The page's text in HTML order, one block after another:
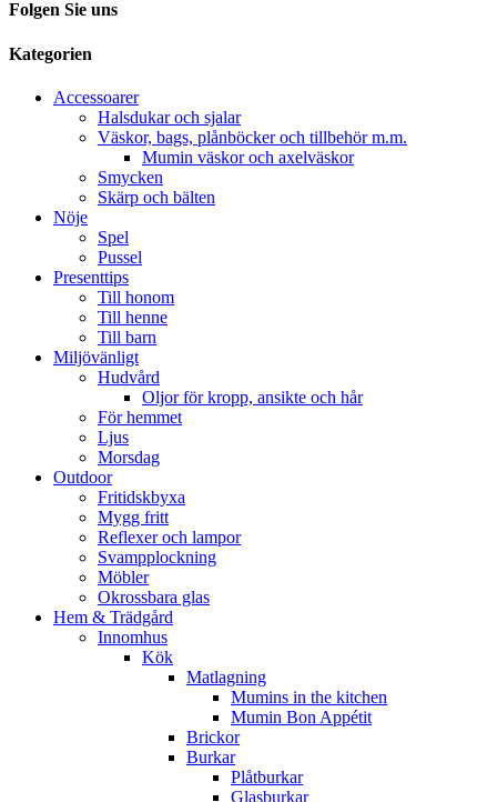
Folgen Sie uns
Kategorien
Accessoarer
Halsdukar och sjalar
Väskor, bags, plånböcker och tillbehör m.m.
Mumin väskor och axelväskor
Smycken
Skärp och bälten
Nöje
Spel
Pussel
Presenttips
Till honom
Till henne
Till barn
Miljövänligt
Hudvård
Oljor för kropp, ansikte och hår
För hemmet
Ljus
Morsdag
Outdoor
Fritidskbyxa
Mygg fritt
Reflexer och lampor
Svampplockning
Möbler
Okrossbara glas
Hem & Trädgård
Innomhus
Kök
Matlagning
Mumins in the kitchen
Mumin Bon Appétit
Brickor
Burkar
Plåtburkar
Glasburkar